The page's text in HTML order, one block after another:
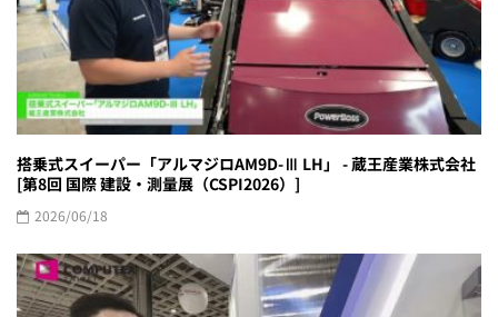
搭乗式スイーパー「アルマジロAM9D-Ⅲ LH」 - 蔵王産業株式会社
[第8回 国際 建設・測量展（CSPI2026）]
2026/06/18